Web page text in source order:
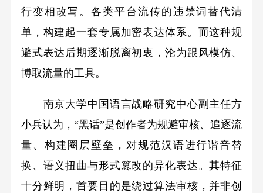
行变相改写。各类平台流传的违禁词替代清
单，构建起一套专属加密表达体系。而这种规
避式表达后期逐渐脱离初衷，沦为跟风模仿、
博取流量的工具。
南京大学中国语言战略研究中心副主任方
小兵认为，“黑话”是创作者为规避审核、追逐流
量、构建圈层壁垒，对规范汉语进行谐音替
换、语义扭曲与形式篡改的异化表达。其特征
十分鲜明，首要目的是绕过算法审核，并非创